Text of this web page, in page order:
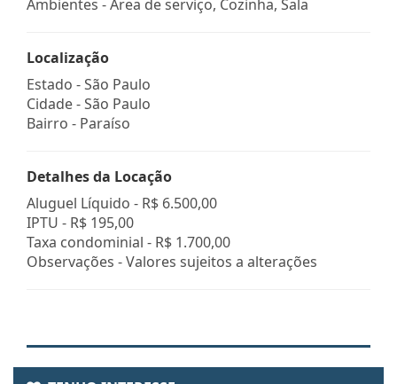
Ambientes - Área de serviço, Cozinha, Sala
Localização
Estado -São Paulo
Cidade -São Paulo
Bairro - Paraíso
Detalhes da Locação
Aluguel Líquido - R$ 6.500,00
IPTU - R$ 195,00
Taxa condominial - R$ 1.700,00
Observações - Valores sujeitos a alterações